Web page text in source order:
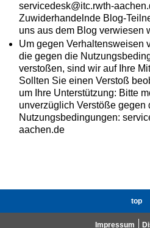
servicedesk@itc.rwth-
Zuwiderhandelnde Blog-
uns aus dem Blog verwiesen
Um gegen Verhaltensweisen
die gegen die
verstoßen, sind wir auf Ihre
Sollten Sie einen Verstoß
um Ihre Unterstützung: Bitte
unverzüglich Verstöße gegen
Nutzungsbedingungen:
aachen.de
top
Impressum